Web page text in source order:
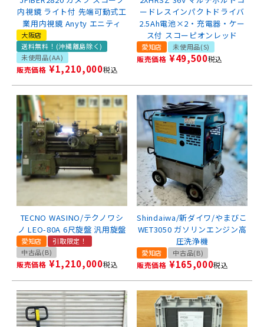
内視鏡 ライト付 先端可動式工
業用内視鏡 Anyty エニティ
大阪店
送料無料！(沖縄離島除く)
未使用品(AA)
販売価格 ¥1,210,000税込
ードレスインパクトドライバ
2.5Ah電池×2・充電器・ケー
ス付 スコーピオンレッド
愛知店 未使用品(S)
販売価格 ¥49,500税込
TECNO WASINO/テクノワシ
ノ LEO-80A 6尺旋盤 汎用旋盤
愛知店
引取限定！
中古品(B)
販売価格 ¥1,210,000税込
Shindaiwa/新ダイワ/やまびこ
WET3050 ガソリンエンジン高
圧洗浄機
愛知店 中古品(B)
販売価格 ¥165,000税込